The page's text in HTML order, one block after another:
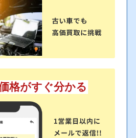
格がすぐ分かる